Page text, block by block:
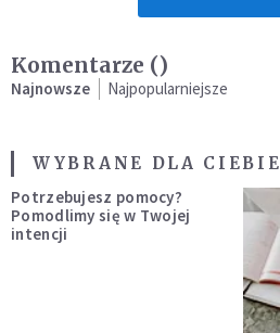
Komentarze ()
Najnowsze Najpopularniejsze
WYBRANE DLA CIEBIE
Potrzebujesz pomocy?
Pomodlimy się w Twojej
intencji